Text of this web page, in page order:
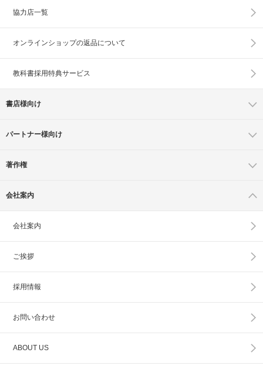
協力店一覧
オンラインショップの返品について
教科書採用特典サービス
書店様向け
パートナー様向け
著作権
会社案内
会社案内
ご挨拶
採用情報
お問い合わせ
ABOUT US